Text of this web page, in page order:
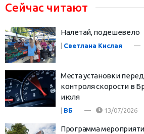
Сейчас читают
Налетай, подешевело
| Светлана Кислая
Места установки
контроля скорости в
июля
ВБ 13/07/2026
Программа